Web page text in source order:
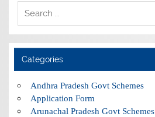
Categories
Andhra Pradesh Govt Schemes
Application Form
Arunachal Pradesh Govt Schemes